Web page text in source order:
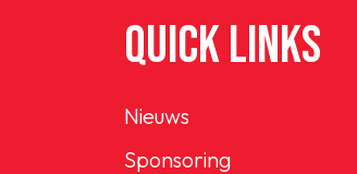
QUICK LINKS
Nieuws
Sponsoring